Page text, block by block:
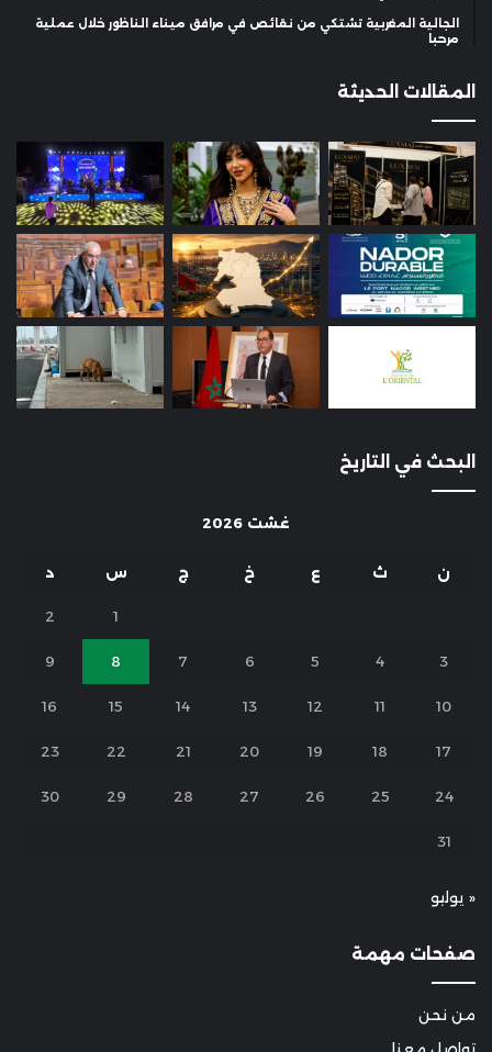
الجالية المغربية تشتكي من نقائص في مرافق ميناء الناظور خلال عملية
مرحبا
المقالات الحديثة
البحث في التاريخ
غشت 2026
ن ث ع خ ج س د
1
2
3
4
5
6
7
8
9
10
11
12
13
14
15
16
17
18
19
20
21
22
23
24
25
26
27
28
29
30
31
« يوليو
صفحات مهمة
من نحن
تواصل معنا